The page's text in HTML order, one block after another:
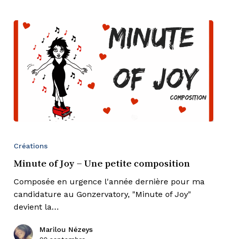
–
Une
petite
composition
Créations
Minute of Joy – Une petite composition
Composée en urgence l'année dernière pour ma
candidature au Gonzervatory, "Minute of Joy"
devient la…
Marilou Nézeys